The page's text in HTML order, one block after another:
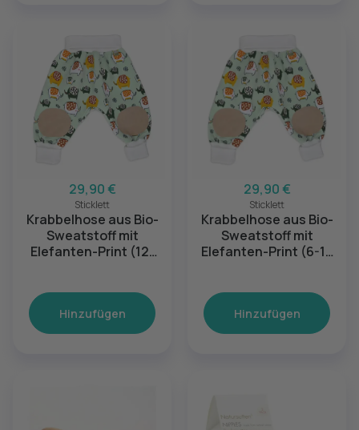
29,90 €
Sticklett
Krabbelhose aus Bio-
Sweatstoff mit
Elefanten-Print (12-
Hinzufügen
29,90 €
Sticklett
Krabbelhose aus Bio-
Sweatstoff mit
Elefanten-Print (6-12
Hinzufügen